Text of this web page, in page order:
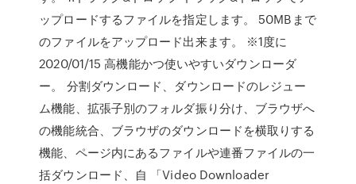
ップロードするファイルを指定します。 50MBまで
のファイルをアップロード出来ます。 ※1度に
2020/01/15 高機能かつ使いやすいダウンローダ
ー。 分割ダウンロード、ダウンロードのレジュー
ム機能、拡張子別のフォルダ振り分け、ブラウザへ
の機能統合、ブラウザのダウンロードを横取りする
機能、ページ内にあるファイルや連番ファイルの一
括ダウンロード、自 「Video Downloader